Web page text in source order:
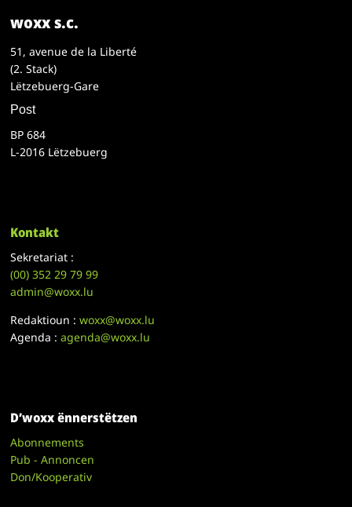
woxx s.c.
51, avenue de la Liberté
(2. Stack)
Lëtzebuerg-Gare
Post
BP 684
L-2016 Lëtzebuerg
Kontakt
Sekretariat :
(00)352 29 79 99
admin@woxx.lu
Redaktioun :woxx@woxx.lu
Agenda :agenda@woxx.lu
D’woxx ënnerstëtzen
Abonnements
Pub - Annoncen
Don/Kooperativ